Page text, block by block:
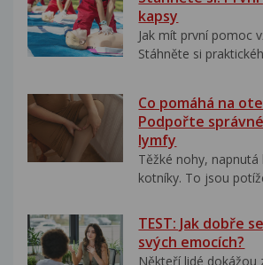
kapsy
Jak mít první pomoc
Stáhněte si
Co pomáhá na
Podpořte
lymfy
Těžké nohy,
kotníky. To jsou
TEST: Jak dobře
svých emocích?
Někteří lidé dokážou